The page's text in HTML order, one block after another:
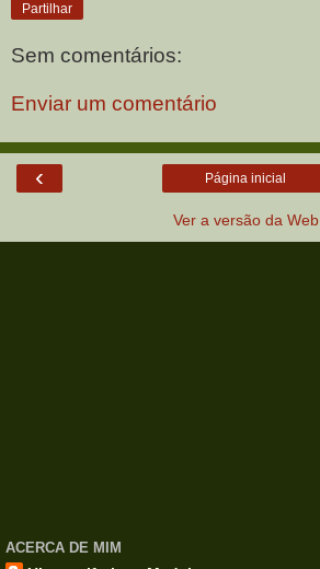
Partilhar
Sem comentários:
Enviar um comentário
‹ Página inicial
Ver a versão da Web
ACERCA DE MIM